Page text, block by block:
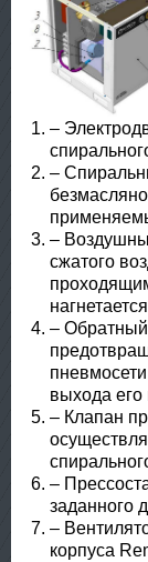
–
–
–
сжатого
– Обратный
выхода его
– Клапан
–
заданного
–
корпуса